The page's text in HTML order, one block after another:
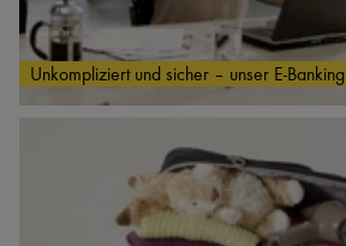
Unkompliziert und sicher – unser E-Banking